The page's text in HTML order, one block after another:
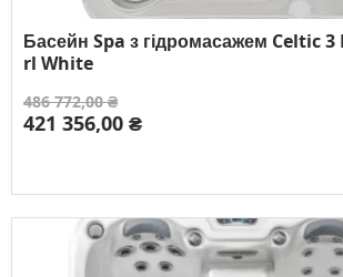
Басейн Spa з гідромасажем Celtic
rl White
421 356,00 ₴
486 772,00 ₴
Об`єм: 1 100 л
Вага без води:251 кг
Електричне підключення:3F/380V/50Гц